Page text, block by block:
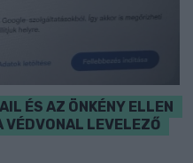
ÉS AZ ÖNKÉNY ELLEN
VÉDVONAL LEVELEZŐ